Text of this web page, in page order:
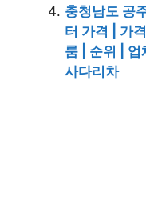
충청남도 공
터 가격 | 가
룸 | 순위 | 업
사다리차